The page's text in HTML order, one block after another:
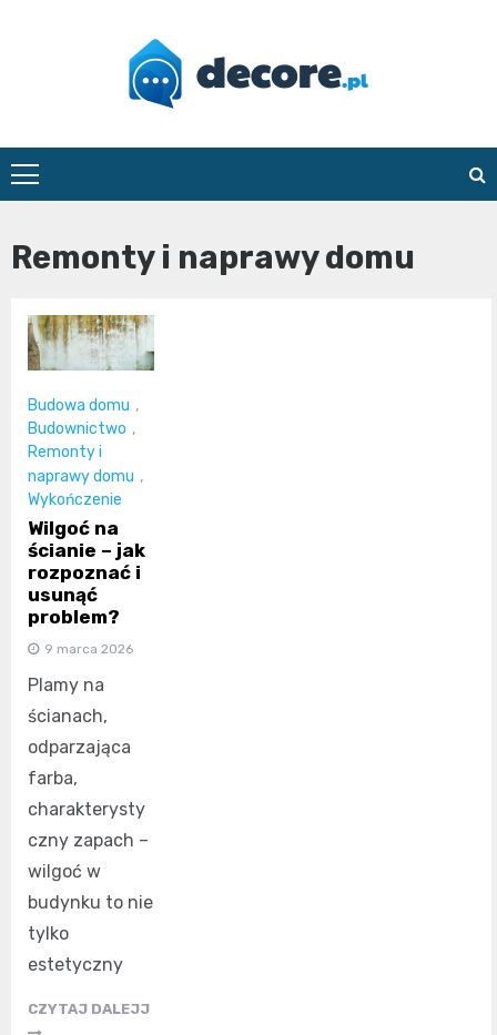
decore.pl
Remonty i naprawy domu
Budowa domu ,
Budownictwo ,
Remonty i
naprawy domu ,
Wykończenie
Wilgoć na
ścianie – jak
rozpoznać i
usunąć
problem?
9 marca 2026
Plamy na
ścianach,
odparzająca
farba,
charakterysty
czny zapach –
wilgoć w
budynku to nie
tylko
estetyczny
CZYTAJ DALEJJ